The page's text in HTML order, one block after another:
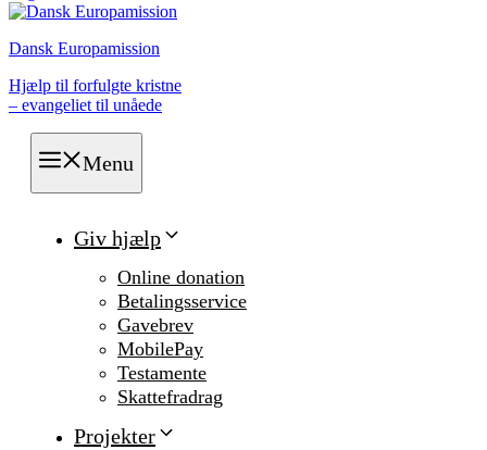
Dansk Europamission
Hjælp til forfulgte kristne
– evangeliet til unåede
Menu
Giv hjælp
Online donation
Betalingsservice
Gavebrev
MobilePay
Testamente
Skattefradrag
Projekter